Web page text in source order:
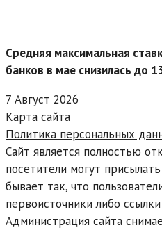
Средняя максимальная
банков в мае снизилась до
7 Август 2026
Карта сайта
Политика персональных
Сайт является полностью
посетители могут
бывает так, что
первоисточники либо
Администрация сайта